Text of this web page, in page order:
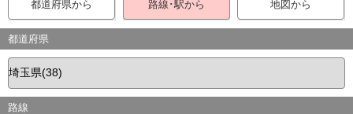
都道府県から 路線･駅から 地図から
都道府県
路線